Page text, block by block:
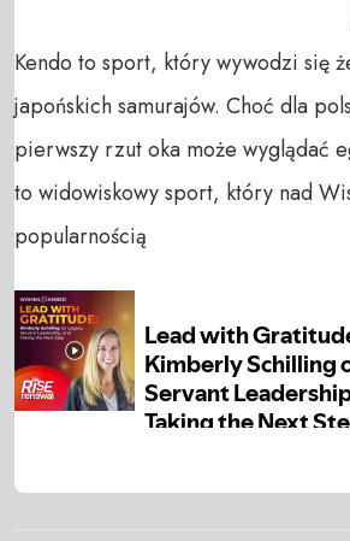
Kendo to sport, który wywodzi się
japońskich samurajów. Choć dla
pierwszy rzut oka może wyglądać
to widowiskowy sport, który nad
popularnością